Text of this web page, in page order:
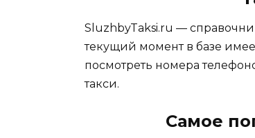
SluzhbyTaksi.ru —
текущий момент в базе
посмотреть номера
такси.
Самое